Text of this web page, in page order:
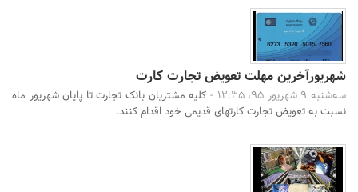
شهریورآخرین مهلت تعویض تجارت کارت
سه‌شنبه 9 شهریور 95، 12:35 -
کلیه مشتریان بانک تجارت تا پایان شهریور ماه
نسبت به تعویض تجارت کارتهای قدیمی خود اقدام کنند.